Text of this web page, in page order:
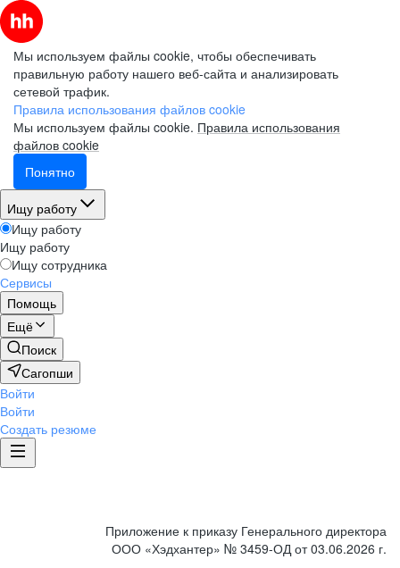
Мы используем файлы cookie, чтобы обеспечивать
правильную работу нашего веб-сайта и анализировать
сетевой трафик.
Правила использования файлов cookie
Мы используем файлы cookie. Правила использования
файлов cookie
Понятно
Ищу работу
Ищу работу
Ищу работу
Ищу сотрудника
Сервисы
Помощь
Ещё
Поиск
Сагопши
Войти
Войти
Создать резюме
Приложение к приказу Генерального директора
ООО «Хэдхантер» № 3459-ОД от 03.06.2026 г.